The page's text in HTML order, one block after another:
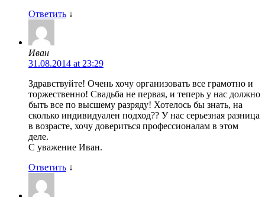
Ответить ↓
Иван
31.08.2014 at 23:29
Здравствуйте! Очень хочу организовать все грамотно и
торжественно! Свадьба не первая, и теперь у нас должно
быть все по высшему разряду! Хотелось бы знать, на
сколько индивидуален подход?? У нас серьезная разница
в возрасте, хочу довериться профессионалам в этом
деле.
С уважение Иван.
Ответить ↓